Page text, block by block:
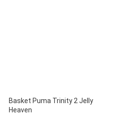
Basket Puma Trinity 2 Jelly
Heaven